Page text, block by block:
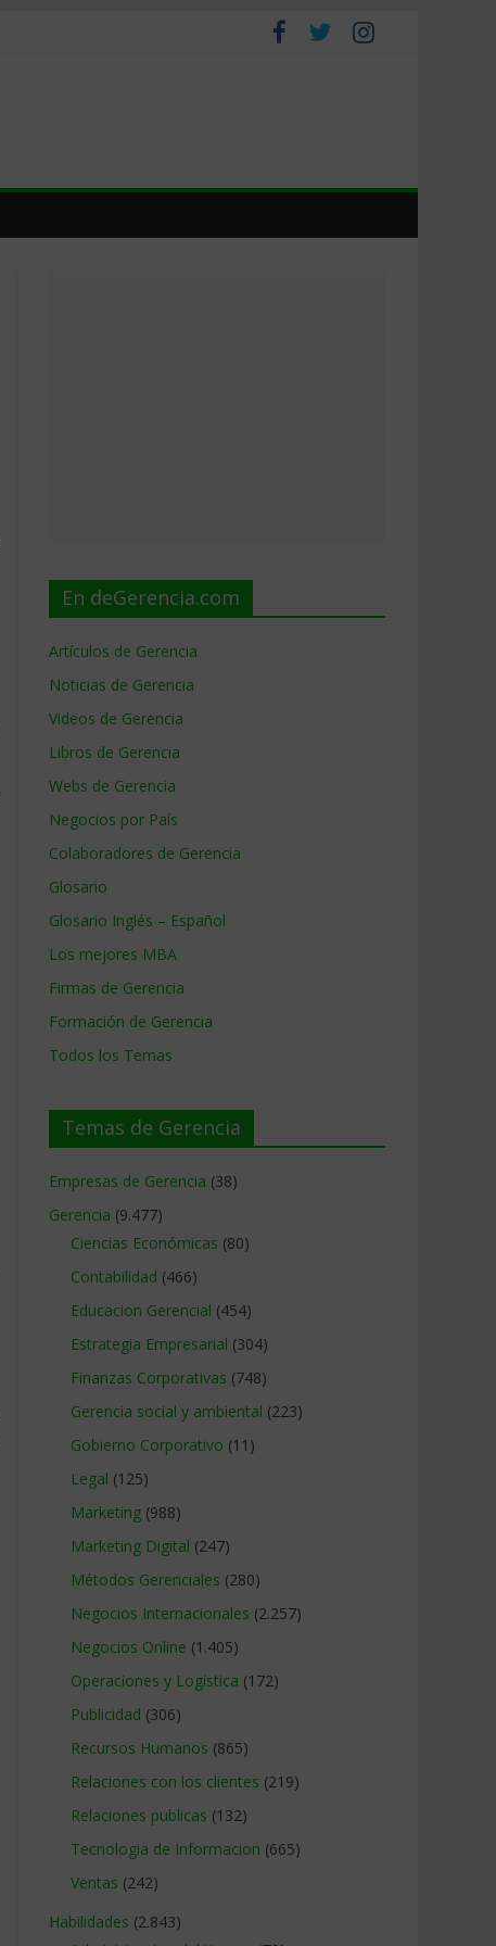
En deGerencia.com
Artículos de Gerencia
Noticias de Gerencia
Videos de Gerencia
Libros de Gerencia
Webs de Gerencia
Negocios por País
Colaboradores de Gerencia
Glosario
Glosario Inglés – Español
Los mejores MBA
Firmas de Gerencia
Formación de Gerencia
Todos los Temas
Temas de Gerencia
Empresas de Gerencia (38)
Gerencia (9.477)
Ciencias Económicas (80)
Contabilidad (466)
Educacion Gerencial (454)
Estrategia Empresarial (304)
Finanzas Corporativas (748)
Gerencia social y ambiental (223)
Gobierno Corporativo (11)
Legal (125)
Marketing (988)
Marketing Digital (247)
Métodos Gerenciales (280)
Negocios Internacionales (2.257)
Negocios Online (1.405)
Operaciones y Logística (172)
Publicidad (306)
Recursos Humanos (865)
Relaciones con los clientes (219)
Relaciones publicas (132)
Tecnologia de Informacion (665)
Ventas (242)
Habilidades (2.843)